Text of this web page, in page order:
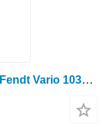
Wsporniki Tylnego TUZ Prawy Lewy Fendt Vario 1038 1042 1046 1050 GEN 3 Hinterachs-Anlenkungshalterungen Rechts Links für Fendt Vario 1038 1042 1046 1050 GEN 3 Traktor